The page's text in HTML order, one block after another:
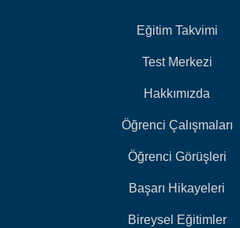
Eğitim Takvimi
Test Merkezi
Hakkımızda
Öğrenci Çalışmaları
Öğrenci Görüşleri
Başarı Hikayeleri
Bireysel Eğitimler